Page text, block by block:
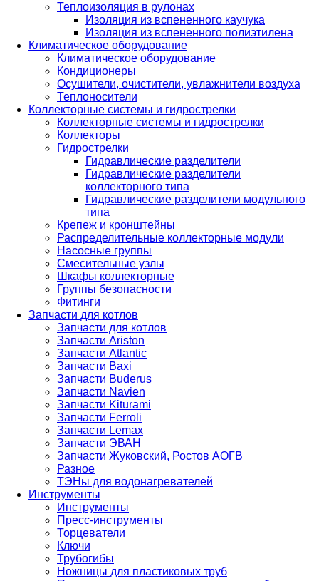
Теплоизоляция в рулонах
Изоляция из вспененного каучука
Изоляция из вспененного полиэтилена
Климатическое оборудование
Климатическое оборудование
Кондиционеры
Осушители, очистители, увлажнители воздуха
Теплоносители
Коллекторные системы и гидрострелки
Коллекторные системы и гидрострелки
Коллекторы
Гидрострелки
Гидравлические разделители
Гидравлические разделители
коллекторного типа
Гидравлические разделители модульного
типа
Крепеж и кронштейны
Распределительные коллекторные модули
Насосные группы
Смесительные узлы
Шкафы коллекторные
Группы безопасности
Фитинги
Запчасти для котлов
Запчасти для котлов
Запчасти Ariston
Запчасти Atlantic
Запчасти Baxi
Запчасти Buderus
Запчасти Navien
Запчасти Kiturami
Запчасти Ferroli
Запчасти Lemax
Запчасти ЭВАН
Запчасти Жуковский, Ростов АОГВ
Разное
ТЭНы для водонагревателей
Инструменты
Инструменты
Пресс-инструменты
Торцеватели
Ключи
Трубогибы
Ножницы для пластиковых труб